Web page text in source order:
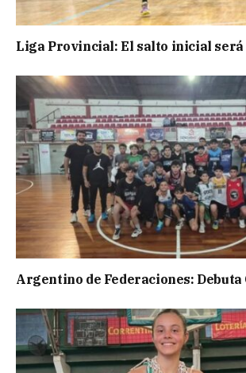
Liga Provincial: El salto inicial será
Argentino de Federaciones: